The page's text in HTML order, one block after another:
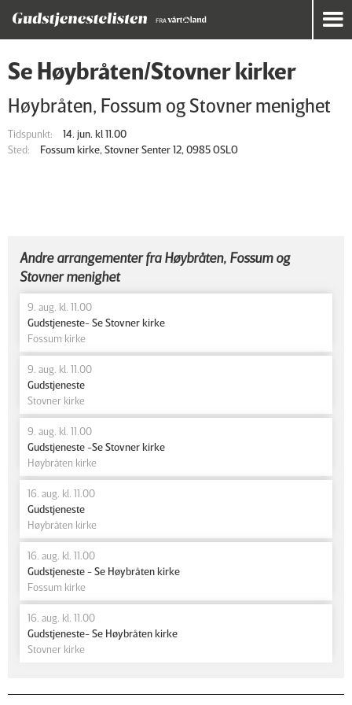
Se Høybråten/Stovner kirker
Høybråten, Fossum og Stovner menighet
Tidspunkt:
14. jun. kl 11.00
Sted:
Fossum kirke, Stovner Senter 12, 0985 OSLO
Andre arrangementer fra Høybråten, Fossum og
Stovner menighet
9. aug. kl. 11.00
Gudstjeneste- Se Stovner kirke
Fossum kirke
9. aug. kl. 11.00
Gudstjeneste
Stovner kirke
9. aug. kl. 11.00
Gudstjeneste -Se Stovner kirke
Høybråten kirke
16. aug. kl. 11.00
Gudstjeneste
Høybråten kirke
16. aug. kl. 11.00
Gudstjeneste - Se Høybråten kirke
Fossum kirke
16. aug. kl. 11.00
Gudstjeneste- Se Høybråten kirke
Stovner kirke